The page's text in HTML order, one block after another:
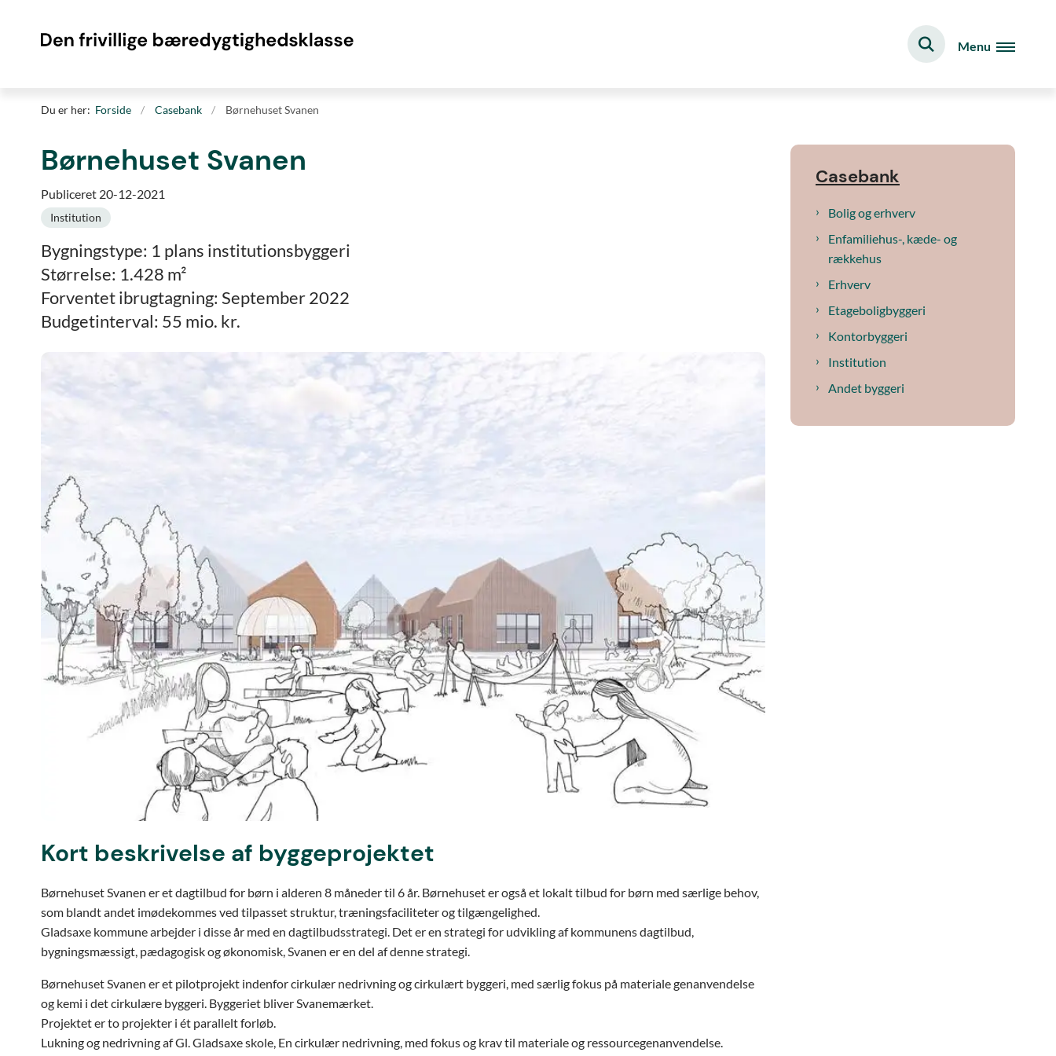
Menu
Du er her: Forside Casebank Børnehuset Svanen
Børnehuset Svanen
Publiceret 20-12-2021
Institution
Bygningstype: 1 plans institutionsbyggeri
Størrelse: 1.428 m²
Forventet ibrugtagning: September 2022
Budgetinterval: 55 mio. kr.
Kort beskrivelse af byggeprojektet
Børnehuset Svanen er et dagtilbud for børn i alderen 8 måneder til 6 år. Børnehuset er også et lokalt tilbud for børn med særlige behov,
som blandt andet imødekommes ved tilpasset struktur, træningsfaciliteter og tilgængelighed.
Gladsaxe kommune arbejder i disse år med en dagtilbudsstrategi. Det er en strategi for udvikling af kommunens dagtilbud,
bygningsmæssigt, pædagogisk og økonomisk, Svanen er en del af denne strategi.
Børnehuset Svanen er et pilotprojekt indenfor cirkulær nedrivning og cirkulært byggeri, med særlig fokus på materiale genanvendelse
og kemi i det cirkulære byggeri. Byggeriet bliver Svanemærket.
Projektet er to projekter i ét parallelt forløb.
Lukning og nedrivning af Gl. Gladsaxe skole, En cirkulær nedrivning, med fokus og krav til materiale og ressourcegenanvendelse.
Casebank
Bolig og erhverv
Enfamiliehus-, kæde- og
rækkehus
Erhverv
Etageboligbyggeri
Kontorbyggeri
Institution
Andet byggeri